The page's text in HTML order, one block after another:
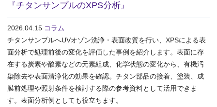
『チタンサンプルのXPS分析』
2026.04.15 コラム
チタンサンプルへUVオゾン洗浄・表面改質を行い、XPSによる表
面分析で処理前後の変化を評価した事例を紹介します。表面に存
在する炭素や酸素などの元素組成、化学状態の変化から、有機汚
染除去や表面清浄化の効果を確認。チタン部品の接着、塗装、成
膜前処理や照射条件を検討する際の参考資料として活用できま
す。表面分析例としても役立ちます。